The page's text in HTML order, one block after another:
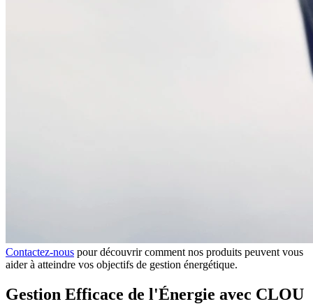
Contactez-nous pour découvrir comment nos produits peuvent vous
aider à atteindre vos objectifs de gestion énergétique.
Gestion Efficace de l'Énergie avec CLOU